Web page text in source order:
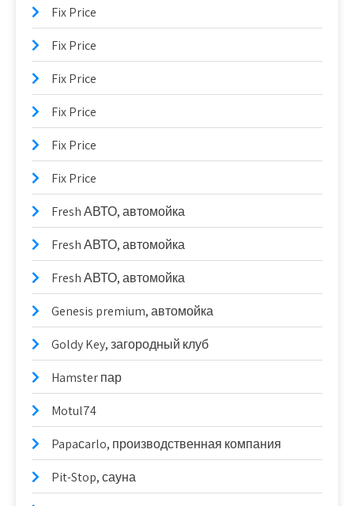
Fix Price
Fix Price
Fix Price
Fix Price
Fix Price
Fix Price
Fresh АВТО, автомойка
Fresh АВТО, автомойка
Fresh АВТО, автомойка
Genesis premium, автомойка
Goldy Key, загородный клуб
Hamster пар
Motul74
Papaсarlo, производственная компания
Pit-Stop, сауна